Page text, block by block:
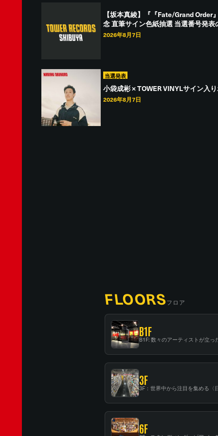
【坂本真綾】『『Fate/Grand Order
念 直筆サイン色紙抽選 当選番号発表
2026年8月7日
当選発表
小袋成彬 × TOWER VINYLサイン入
2026年8月7日
FLOORSフロア
B1F
3F
6F